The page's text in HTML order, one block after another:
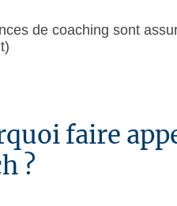
de coaching sont
faire
?